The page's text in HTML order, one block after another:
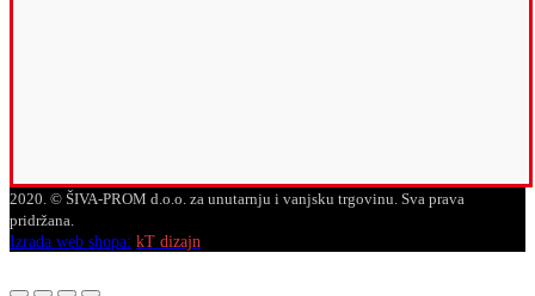
2020. © ŠIVA-PROM d.o.o. za unutarnju i vanjsku trgovinu. Sva prava
pridržana.
Izrada web shopa: kT dizajn